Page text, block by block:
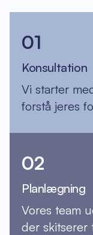
01
Konsultation
Vi starter
forstå jeres
02
Planlægning
Vores team
der skitserer